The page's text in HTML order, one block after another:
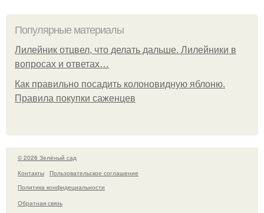
Популярные материалы
Лилейник отцвел, что делать дальше. Лилейники в
вопросах и ответах…
Как правильно посадить колоновидную яблоню.
Правила покупки саженцев
© 2026 Зелёный сад
Контакты
Пользовательское соглашение
Политика конфидециальности
Обратная связь